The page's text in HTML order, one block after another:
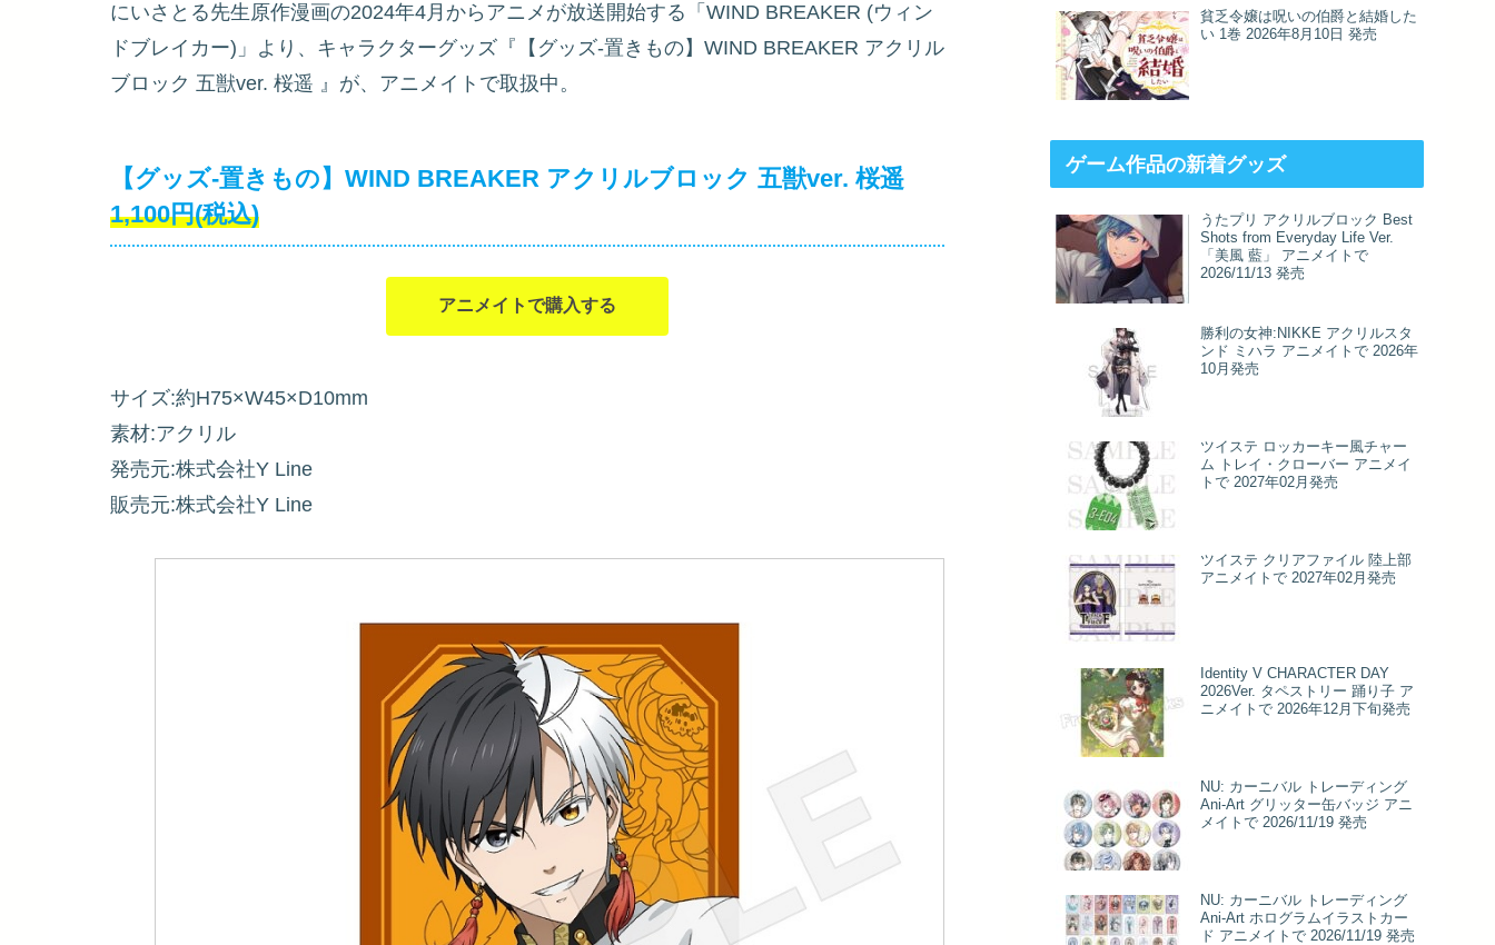
にいさとる先生原作漫画の2024年4月からアニメが放送開始する「WIND BREAKER (ウィン
ドブレイカー)」より、キャラクターグッズ『【グッズ-置きもの】WIND BREAKER アクリル
ブロック 五獣ver. 桜遥 』が、アニメイトで取扱中。
【グッズ-置きもの】WIND BREAKER アクリルブロック 五獣ver. 桜遥
1,100円(税込)
アニメイトで購入する
サイズ:約H75×W45×D10mm
素材:アクリル
発売元:株式会社Y Line
販売元:株式会社Y Line
貧乏令嬢は呪いの伯爵と結婚した
い 1巻 2026年8月10日 発売
ゲーム作品の新着グッズ
うたプリ アクリルブロック Best
Shots from Everyday Life Ver.
「美風 藍」 アニメイトで
2026/11/13 発売
勝利の女神:NIKKE アクリルスタ
ンド ミハラ アニメイトで 2026年
10月発売
ツイステ ロッカーキー風チャー
ム トレイ・クローバー アニメイ
トで 2027年02月発売
ツイステ クリアファイル 陸上部
アニメイトで 2027年02月発売
Identity V CHARACTER DAY
2026Ver. タペストリー 踊り子 ア
ニメイトで 2026年12月下旬発売
NU: カーニバル トレーディング
Ani-Art グリッター缶バッジ アニ
メイトで 2026/11/19 発売
NU: カーニバル トレーディング
Ani-Art ホログラムイラストカー
ド アニメイトで 2026/11/19 発売